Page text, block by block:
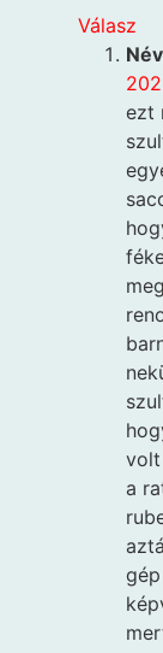
Válasz
ezt
volt
a